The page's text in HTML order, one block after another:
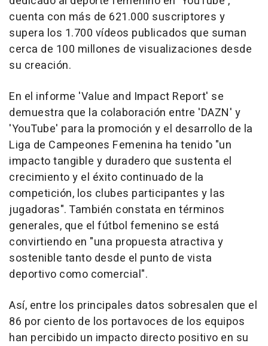
cuenta con más de 621.000 suscriptores y
supera los 1.700 vídeos publicados que suman
cerca de 100 millones de visualizaciones desde
su creación.
En el informe 'Value and Impact Report' se
demuestra que la colaboración entre 'DAZN' y
'YouTube' para la promoción y el desarrollo de la
Liga de Campeones Femenina ha tenido "un
impacto tangible y duradero que sustenta el
crecimiento y el éxito continuado de la
competición, los clubes participantes y las
jugadoras". También constata en términos
generales, que el fútbol femenino se está
convirtiendo en "una propuesta atractiva y
sostenible tanto desde el punto de vista
deportivo como comercial".
Así, entre los principales datos sobresalen que el
86 por ciento de los portavoces de los equipos
han percibido un impacto directo positivo en su